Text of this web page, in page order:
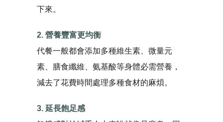
下來。
2. 營養豐富更均衡
代餐一般都會添加多種維生素、微量元
素、膳食纖維、氨基酸等身體必需營養，
減去了花費時間處理多種食材的麻煩。
3. 延長飽足感